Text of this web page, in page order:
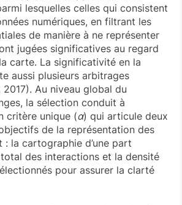
lesquelles celles qui consistent
numériques, en filtrant les
de manière à ne représenter
jugées significatives au regard
carte. La significativité en la
aussi plusieurs arbitrages
2017). Au niveau global du
la sélection conduit à
critère unique (α) qui articule deux
de la représentation des
la cartographie d’une part
des interactions et la densité
pour assurer la clarté